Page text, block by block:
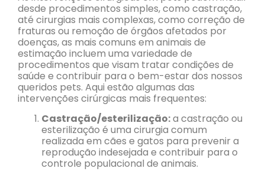
desde procedimentos simples, como castração,
até cirurgias mais complexas, como correção de
fraturas ou remoção de órgãos afetados por
doenças, as mais comuns em animais de
estimação incluem uma variedade de
procedimentos que visam tratar condições de
saúde e contribuir para o bem-estar dos nossos
queridos pets. Aqui estão algumas das
intervenções cirúrgicas mais frequentes:
Castração/esterilização:a castração ou
esterilização é uma cirurgia comum
realizada em cães e gatos para prevenir a
reprodução indesejada e contribuir para o
controle populacional de animais.